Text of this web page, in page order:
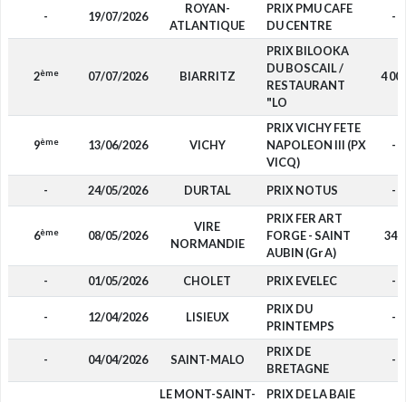
- 19/07/2026
ROYAN-
ATLANTIQUE
PRIX PMU CAFE
DU CENTRE
-
2ème 07/07/2026 BIARRITZ
PRIX BILOOKA
DU BOSCAIL /
RESTAURANT
"LO
4
9ème 13/06/2026 VICHY
PRIX VICHY FETE
NAPOLEON III (PX
VICQ)
-
- 24/05/2026 DURTAL PRIX NOTUS -
6ème 08/05/2026
VIRE
NORMANDIE
PRIX FER ART
FORGE - SAINT
AUBIN (Gr A)
340
- 01/05/2026 CHOLET PRIX EVELEC -
- 12/04/2026 LISIEUX
PRIX DU
PRINTEMPS
-
- 04/04/2026 SAINT-MALO
PRIX DE
BRETAGNE
-
LE MONT-SAINT-
PRIX DE LA BAIE